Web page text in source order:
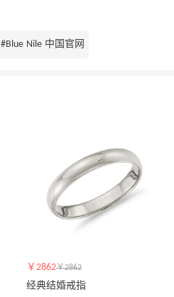
#Blue Nile 中国官网
￥2862￥2862
经典结婚戒指